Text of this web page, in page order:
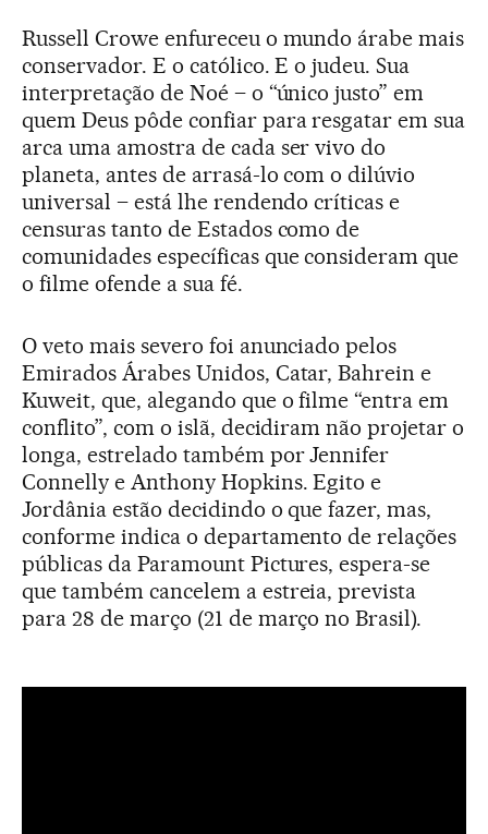
Russell Crowe enfureceu o mundo árabe mais
conservador. E o católico. E o judeu. Sua
interpretação de Noé – o “único justo” em
quem Deus pôde confiar para resgatar em sua
arca uma amostra de cada ser vivo do
planeta, antes de arrasá-lo com o dilúvio
universal – está lhe rendendo críticas e
censuras tanto de Estados como de
comunidades específicas que consideram que
o filme ofende a sua fé.
O veto mais severo foi anunciado pelos
Emirados Árabes Unidos, Catar, Bahrein e
Kuweit, que, alegando que o filme “entra em
conflito”, com o islã, decidiram não projetar o
longa, estrelado também por Jennifer
Connelly e Anthony Hopkins. Egito e
Jordânia estão decidindo o que fazer, mas,
conforme indica o departamento de relações
públicas da Paramount Pictures, espera-se
que também cancelem a estreia, prevista
para 28 de março (21 de março no Brasil).